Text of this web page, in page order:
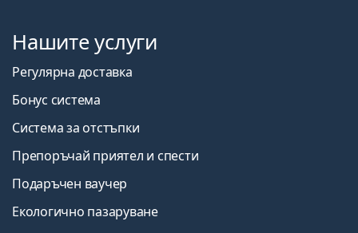
Нашите услуги
Регулярна доставка
Бонус система
Система за отстъпки
Препоръчай приятел и спести
Подаръчен ваучер
Екологично пазаруване